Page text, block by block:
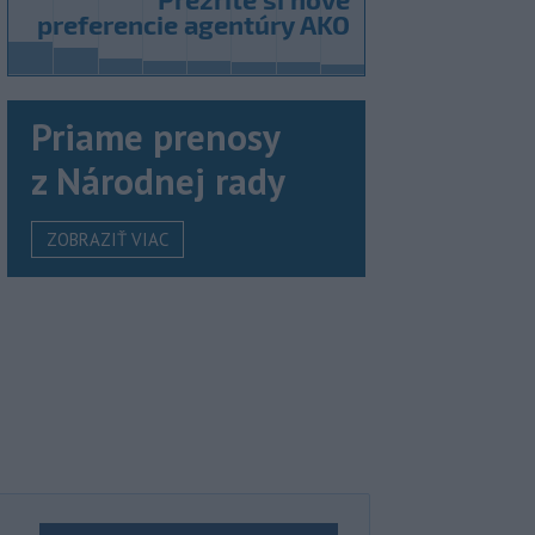
Priame prenosy
z Národnej rady
ZOBRAZIŤ VIAC